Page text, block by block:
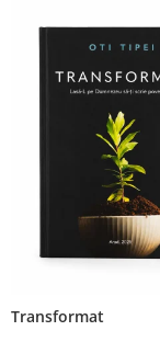
Transformat